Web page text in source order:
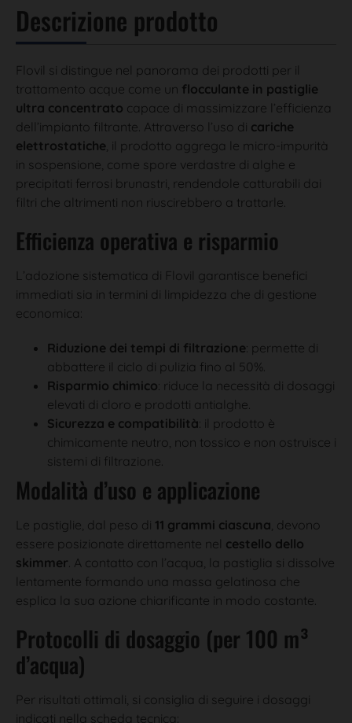
Descrizione prodotto
Flovil si distingue nel panorama dei prodotti per il
trattamento acque come un flocculante in pastiglie
ultra concentrato capace di massimizzare l’efficienza
dell’impianto filtrante. Attraverso l’uso di cariche
elettrostatiche , il prodotto aggrega le micro-impurità
in sospensione, come spore verdastre di alghe e
precipitati ferrosi brunastri, rendendole catturabili dai
filtri che altrimenti non riuscirebbero a trattarle.
Efficienza operativa e risparmio
L’adozione sistematica di Flovil garantisce benefici
immediati sia in termini di limpidezza che di gestione
economica:
Riduzione dei tempi di filtrazione: permette di
abbattere il ciclo di pulizia fino al 50%.
Risparmio chimico: riduce la necessità di dosaggi
elevati di cloro e prodotti antialghe.
Sicurezza e compatibilità: il prodotto è
chimicamente neutro, non tossico e non ostruisce i
sistemi di filtrazione.
Modalità d’uso e applicazione
Le pastiglie, dal peso di 11 grammi ciascuna , devono
essere posizionate direttamente nel cestello dello
skimmer . A contatto con l’acqua, la pastiglia si dissolve
lentamente formando una massa gelatinosa che
esplica la sua azione chiarificante in modo costante.
Protocolli di dosaggio (per 100 m³
d’acqua)
Per risultati ottimali, si consiglia di seguire i dosaggi
indicati nella scheda tecnica: